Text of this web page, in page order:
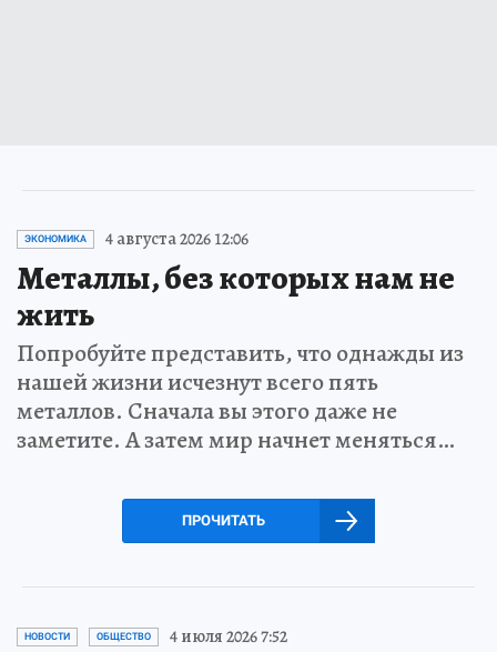
ЭКОНОМИКА 4 августа 2026 12:06
Металлы, без которых нам не
жить
Попробуйте представить, что однажды из
нашей жизни исчезнут всего пять
металлов. Сначала вы этого даже не
заметите. А затем мир начнет меняться…
ПРОЧИТАТЬ
НОВОСТИ ОБЩЕСТВО 4 июля 2026 7:52